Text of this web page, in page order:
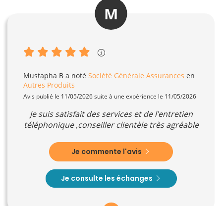
M
Mustapha B a noté Société Générale Assurances en
Autres Produits
Avis publié le 11/05/2026 suite à une expérience le 11/05/2026
Je suis satisfait des services et de l’entretien
téléphonique ,conseiller clientèle très agréable
Je commente l'avis
Je consulte les échanges